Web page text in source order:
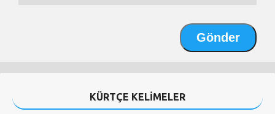
KÜRTÇE KELİMELER